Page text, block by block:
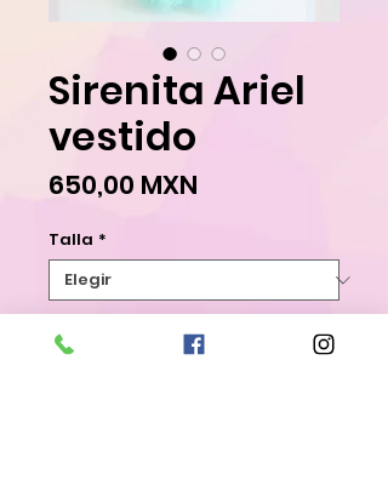
Sirenita Ariel
vestido
650,00 MXN
Talla *
Entrega estimada de 15-20 días